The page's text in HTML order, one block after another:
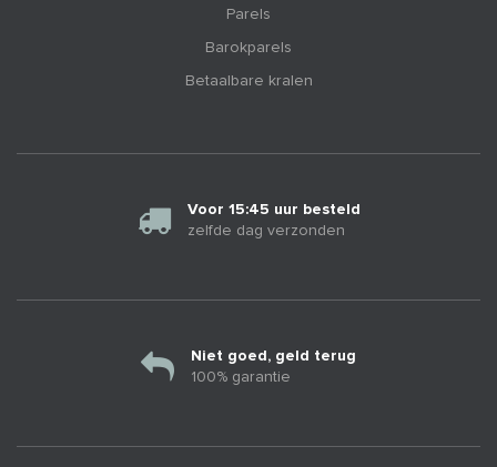
Parels
Barokparels
Betaalbare kralen
Voor 15:45 uur besteld
zelfde dag verzonden
Niet goed, geld terug
100% garantie